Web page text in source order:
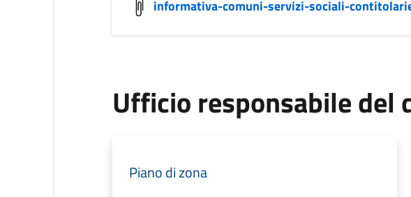
informativa-comuni-servizi-sociali-
Ufficio responsabile del
Piano di zona